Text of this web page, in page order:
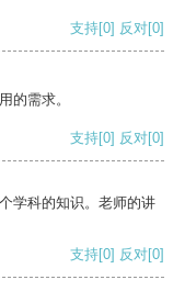
支持[0] 反对[0]
的需求。
支持[0] 反对[0]
学科的知识。老师的讲
支持[0] 反对[0]